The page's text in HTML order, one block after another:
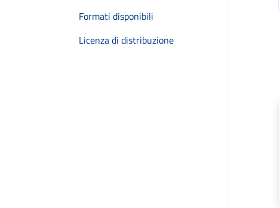
Formati disponibili
Licenza di distribuzione